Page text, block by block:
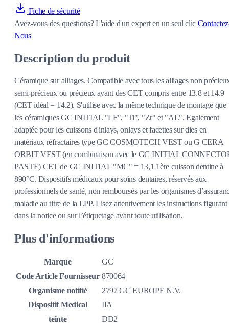
Fiche de sécurité
Avez-vous des questions?L'aide d'un expert en un seul clic
Nous
Description du produit
Céramique sur alliages. Compatible avec tous les alliages non
semi-précieux ou précieux ayant des CET compris entre 13.8 et 14.9
(CET idéal = 14.2). S'utilise avec la même technique de montage que
les céramiques GC INITIAL "LF", "Ti", "Zr" et "AL". Egalement
adaptée pour les cuissons d'inlays, onlays et facettes sur dies en
matériaux réfractaires type GC COSMOTECH VEST ou G CERA
ORBIT VEST (en combinaison avec le GC INITIAL
PASTE) CET de GC INITIAL "MC" = 13,1 1ère cuisson dentine à
890°C. Dispositifs médicaux pour soins dentaires, réservés aux
professionnels de santé, non remboursés par les organismes
maladie au titre de la LPP. Lisez attentivement les instructions figurant
dans la notice ou sur l’étiquetage avant toute utilisation.
Plus d'informations
Marque
GC
Code Article Fournisseur 870064
Organisme notifié
2797 GC EUROPE N.V.
Dispositif Medical
IIA
teinte
DD2